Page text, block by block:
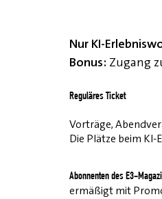
Nur KI-
Bonus: Zugang
Reguläres Ticket
Vorträge,
Die Plätze beim
Abonnenten des E3-
ermäßigt mit